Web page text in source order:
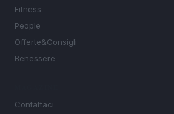
Fitness
People
Offerte&Consigli
Benessere
Contattaci